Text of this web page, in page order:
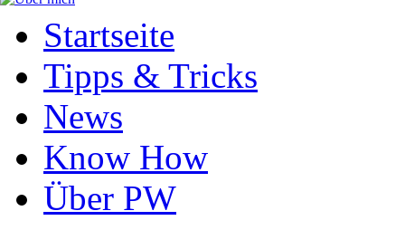
Startseite
Tipps & Tricks
News
Know How
Über PW